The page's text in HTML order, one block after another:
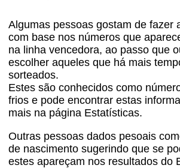
Algumas pessoas gostam de fazer
com base nos números que
na linha vencedora, ao passo que
escolher aqueles que há mais
sorteados.
Estes são conhecidos como
frios e pode encontrar estas
mais na página Estatísticas.
Outras pessoas dados pesoais
de nascimento sugerindo que se
estes apareçam nos resultados do